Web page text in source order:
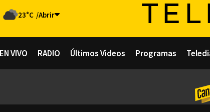
23°C
EN VIVO RADIO Últimos Videos Programas